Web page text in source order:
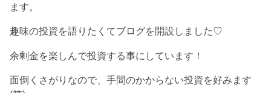
ます。
趣味の投資を語りたくてブログを開設しました♡
余剰金を楽しんで投資する事にしています！
面倒くさがりなので、手間のかからない投資を好みます